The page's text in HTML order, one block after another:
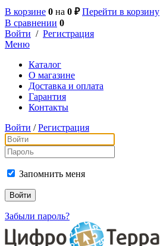
В корзине 0 на 0 ₽ Перейти в корзину
В сравнении 0
Войти / Регистрация
Меню
Каталог
О магазине
Доставка и оплата
Гарантия
Контакты
Войти / Регистрация
Запомнить меня
Забыли пароль?